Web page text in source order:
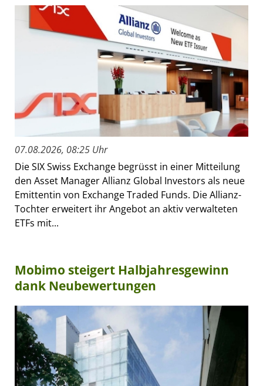
07.08.2026, 08:25 Uhr
Die SIX Swiss Exchange begrüsst in einer Mitteilung
den Asset Manager Allianz Global Investors als neue
Emittentin von Exchange Traded Funds. Die Allianz-
Tochter erweitert ihr Angebot an aktiv verwalteten
ETFs mit...
Mobimo steigert Halbjahresgewinn
dank Neubewertungen